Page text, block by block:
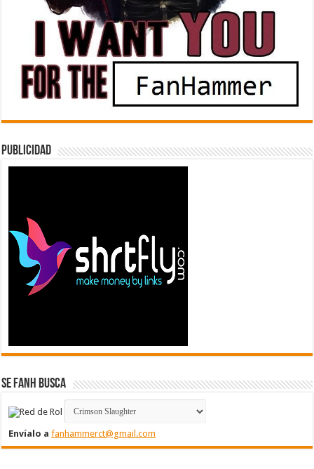
Publicidad
Se FanH Busca
Envíalo afanhammerct@gmail.com